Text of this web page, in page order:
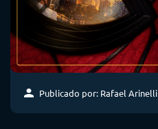
Publicado por: Rafael Arinelli